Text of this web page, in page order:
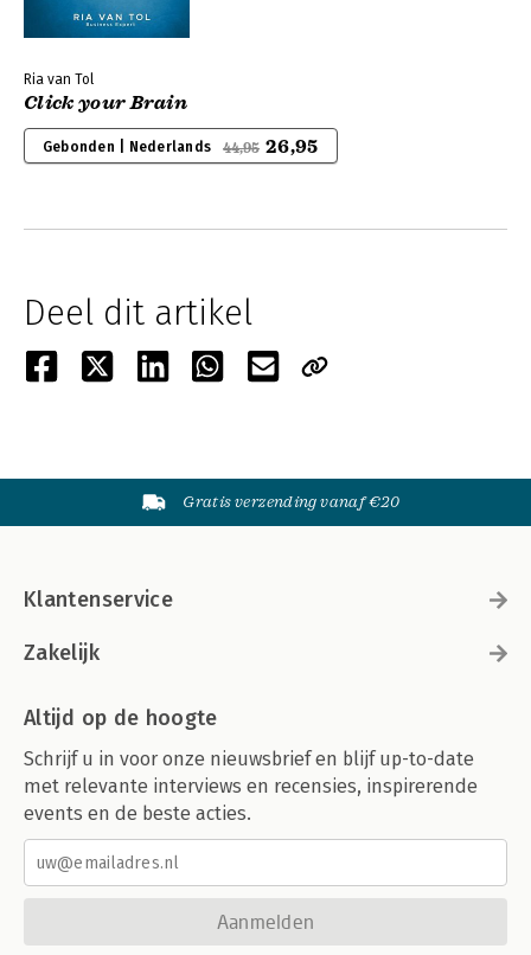
Ria van Tol
Click your Brain
Gebonden | Nederlands 44,95 26,95
Deel dit artikel
Gratis verzending vanaf €20
Klantenservice
Zakelijk
Altijd op de hoogte
Schrijf u in voor onze nieuwsbrief en blijf up-to-date
met relevante interviews en recensies, inspirerende
events en de beste acties.
Aanmelden